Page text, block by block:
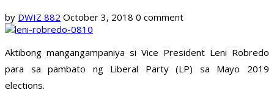
by DWIZ 882 October 3, 2018 0 comment
Aktibong mangangampaniya si Vice President Leni Robredo
para sa pambato ng Liberal Party (LP) sa Mayo 2019
elections.